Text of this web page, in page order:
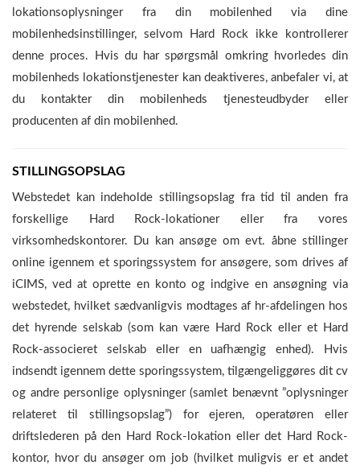
lokationsoplysninger fra din mobilenhed via dine
mobilenhedsinstillinger, selvom Hard Rock ikke kontrollerer
denne proces. Hvis du har spørgsmål omkring hvorledes din
mobilenheds lokationstjenester kan deaktiveres, anbefaler vi, at
du kontakter din mobilenheds tjenesteudbyder eller
producenten af din mobilenhed.
STILLINGSOPSLAG
Webstedet kan indeholde stillingsopslag fra tid til anden fra
forskellige Hard Rock-lokationer eller fra vores
virksomhedskontorer. Du kan ansøge om evt. åbne stillinger
online igennem et sporingssystem for ansøgere, som drives af
iCIMS, ved at oprette en konto og indgive en ansøgning via
webstedet, hvilket sædvanligvis modtages af hr-afdelingen hos
det hyrende selskab (som kan være Hard Rock eller et Hard
Rock-associeret selskab eller en uafhængig enhed). Hvis
indsendt igennem dette sporingssystem, tilgængeliggøres dit cv
og andre personlige oplysninger (samlet benævnt ”oplysninger
relateret til stillingsopslag”) for ejeren, operatøren eller
driftslederen på den Hard Rock-lokation eller det Hard Rock-
kontor, hvor du ansøger om job (hvilket muligvis er et andet